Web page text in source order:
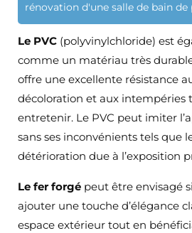
rénovation d'une salle de bain
Le PVC (polyvinylchloride) est
comme un matériau très
offre une excellente résistance
décoloration et aux intempéries
entretenir. Le PVC peut imiter
sans ses inconvénients tels que
détérioration due à l’exposition
Le fer forgé peut être envisagé
ajouter une touche d’élégance
espace extérieur tout en